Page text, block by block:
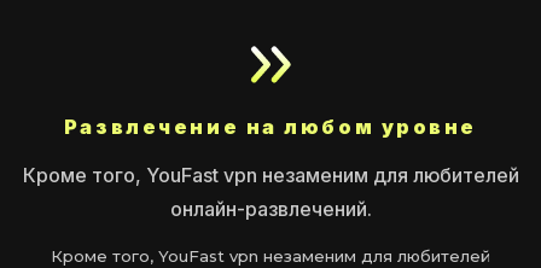
Развлечение на любом уровне
Кроме того, YouFast vpn незаменим для любителей
онлайн-развлечений.
Кроме того, YouFast vpn незаменим для любителей